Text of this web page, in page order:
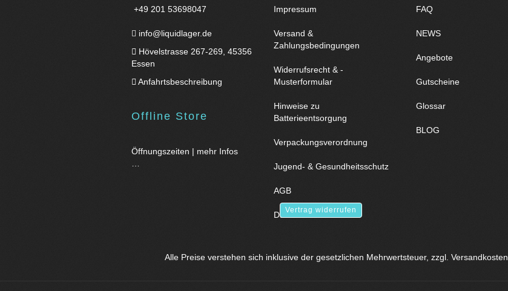
+49 201 53698047
info@liquidlager.de
Hövelstrasse 267-269, 45356
Essen
Anfahrtsbeschreibung
Offline Store
Öffnungszeiten | mehr Infos
…
Impressum
Versand &
Zahlungsbedingungen
Vertrag widerrufen
Widerrufsrecht & -
Musterformular
Hinweise zu
Batterieentsorgung
Verpackungsverordnung
Jugend- & Gesundheitsschutz
AGB
Datenschutz
FAQ
NEWS
Angebote
Gutscheine
Glossar
BLOG
Alle Preise verstehen sich inklusive der gesetzlichen Mehrwertsteuer, zzgl. Versandkosten